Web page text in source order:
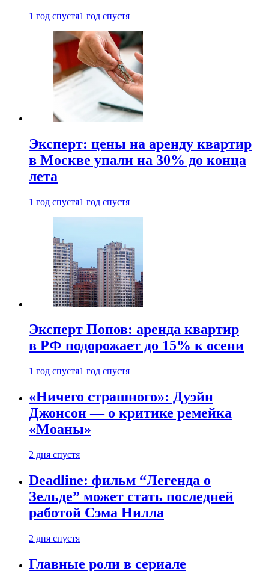
1 год спустя1 год спустя
Эксперт: цены на аренду квартир
в Москве упали на 30% до конца
лета
1 год спустя1 год спустя
Эксперт Попов: аренда квартир
в РФ подорожает до 15% к осени
1 год спустя1 год спустя
«Ничего страшного»: Дуэйн
Джонсон — о критике ремейка
«Моаны»
2 дня спустя
Deadline: фильм “Легенда о
Зельде” может стать последней
работой Сэма Нилла
2 дня спустя
Главные роли в сериале